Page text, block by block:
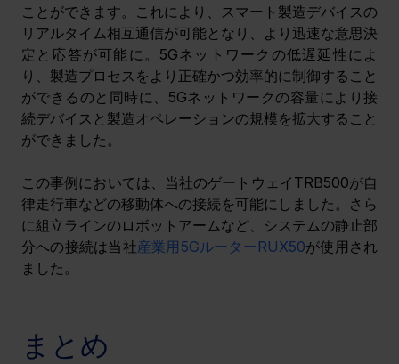
ことができます。これにより、スマート製造デバイスの
リアルタイム相互通信が可能となり、より迅速な意思決
定と応答が可能に。5Gネットワークの低遅延性によ
り、製造プロセスをより正確かつ効率的に制御すること
ができるのと同時に、5Gネットワークの容量により接
続デバイスと製造オペレーションの規模を拡大すること
ができました。
この事例においては、当社のゲートウェイTRB500が自
律走行車などの移動体への接続を可能にしました。さら
に組立ラインのロボットアームなど、システムの静止部
分への接続は当社産業用5GルーターRUX50が使用され
ました。
まとめ